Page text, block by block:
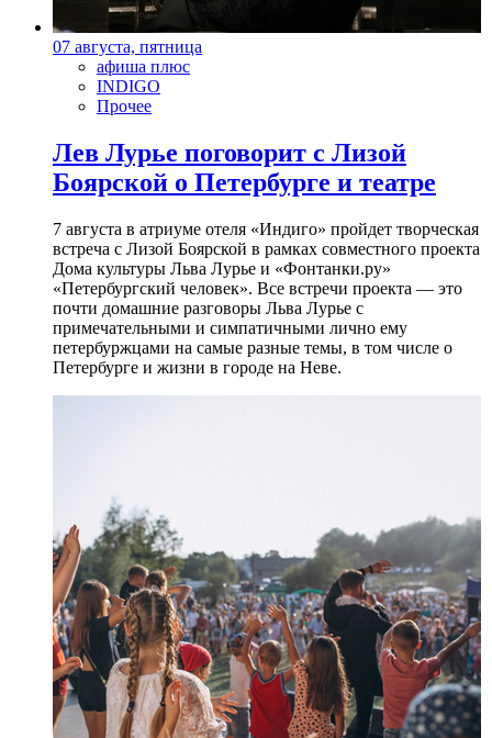
07 августа, пятница
афиша плюс
INDIGO
Прочее
Лев Лурье поговорит с Лизой
Боярской о Петербурге и театре
7 августа в атриуме отеля «Индиго» пройдет творческая
встреча с Лизой Боярской в рамках совместного проекта
Дома культуры Льва Лурье и «Фонтанки.ру»
«Петербургский человек». Все встречи проекта — это
почти домашние разговоры Льва Лурье с
примечательными и симпатичными лично ему
петербуржцами на самые разные темы, в том числе о
Петербурге и жизни в городе на Неве.